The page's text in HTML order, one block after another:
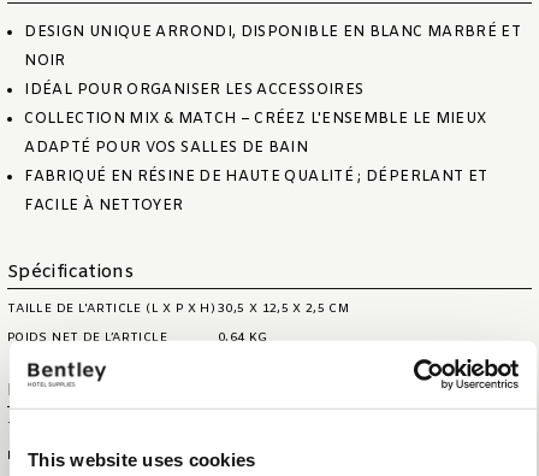
This website uses cookies
DESIGN UNIQUE ARRONDI, DISPONIBLE EN BLANC MARBRÉ ET
NOIR
IDÉAL POUR ORGANISER LES ACCESSOIRES
COLLECTION MIX & MATCH – CRÉEZ L'ENSEMBLE LE MIEUX
ADAPTÉ POUR VOS SALLES DE BAIN
FABRIQUÉ EN RÉSINE DE HAUTE QUALITÉ ; DÉPERLANT ET
FACILE À NETTOYER
Spécifications
TAILLE DE L'ARTICLE (L X P X H) 30,5 X 12,5 X 2,5 CM
POIDS NET DE L’ARTICLE
0,64 KG
Information logistique
TAILLE DE LA BOÎTE DE
PRÉSENTATION (LXLXH)